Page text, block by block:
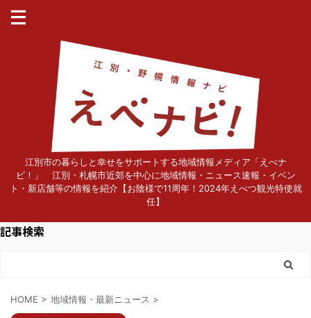
江別市の暮らしと幸せをサポートする地域情報メディア「えべナ
ビ！」 江別・札幌市近郊を中心に地域情報・ニュース速報・イベン
ト・新店舗等の情報を紹介【お陰様で11周年！2024年えべつ観光特使就
任】
記事検索
HOME > 地域情報・最新ニュース >